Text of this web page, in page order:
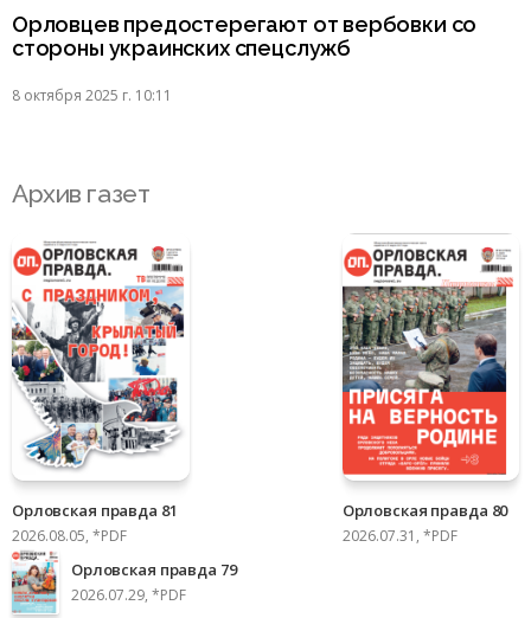
Орловцев предостерегают от вербовки со
стороны украинских спецслужб
8 октября 2025 г. 10:11
Архив газет
Орловская правда 81
2026.08.05, *PDF
Орловская правда 80
2026.07.31, *PDF
Орловская правда 79
2026.07.29, *PDF